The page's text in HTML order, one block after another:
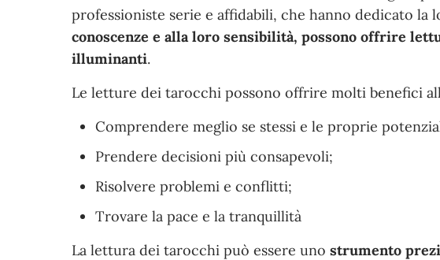
professioniste serie e affidabili, che hanno dedicato la
conoscenze e alla loro sensibilità, possono offrire
illuminanti.
Le letture dei tarocchi possono offrire molti benefici
Comprendere meglio se stessi e le proprie
Prendere decisioni più consapevoli;
Risolvere problemi e conflitti;
Trovare la pace e la tranquillità
La lettura dei tarocchi può essere unostrumento